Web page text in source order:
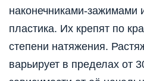
наконечниками-зажимами
пластика. Их крепят по
степени натяжения.
варьирует в пределах от